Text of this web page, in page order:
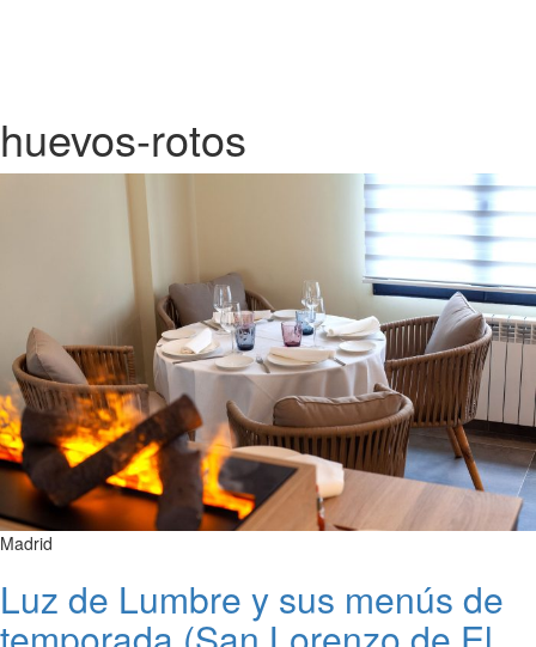
huevos-rotos
Madrid
Luz de Lumbre y sus menús de